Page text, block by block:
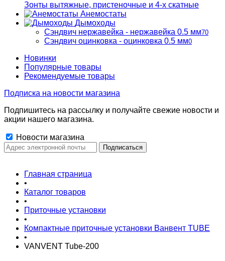
Зонты вытяжные, пристеночные и 4-х скатные
Анемостаты
Дымоходы
Сэндвич нержавейка - нержавейка 0.5 мм70
Сэндвич оцинковка - оцинковка 0.5 мм0
Новинки
Популярные товары
Рекомендуемые товары
Подписка на новости магазина
Подпишитесь на рассылку и получайте свежие новости и
акции нашего магазина.
Новости магазина
Главная страница
•
Каталог товаров
•
Приточные установки
•
Компактные приточные установки Ванвент TUBE
•
VANVENT Tube-200